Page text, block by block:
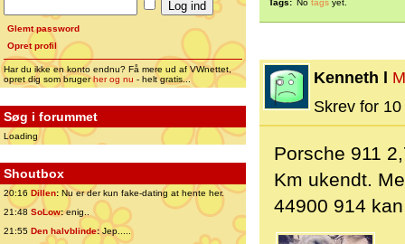
Glemt password
Opret profil
Har du ikke en konto endnu? Få mere ud af VWnettet,
opret dig som brugerher og nu - helt gratis...
Søg i forummet
Loading
Shoutbox
20:16 Dillen: Nu er der kun fake-dating at hente her.
21:48 SoLow:enig..
21:55 Den halvblinde:Jep.....
Tags: No tags yet.
Kenneth l
Skrev for
Porsche 911
Km ukendt.
44900 914